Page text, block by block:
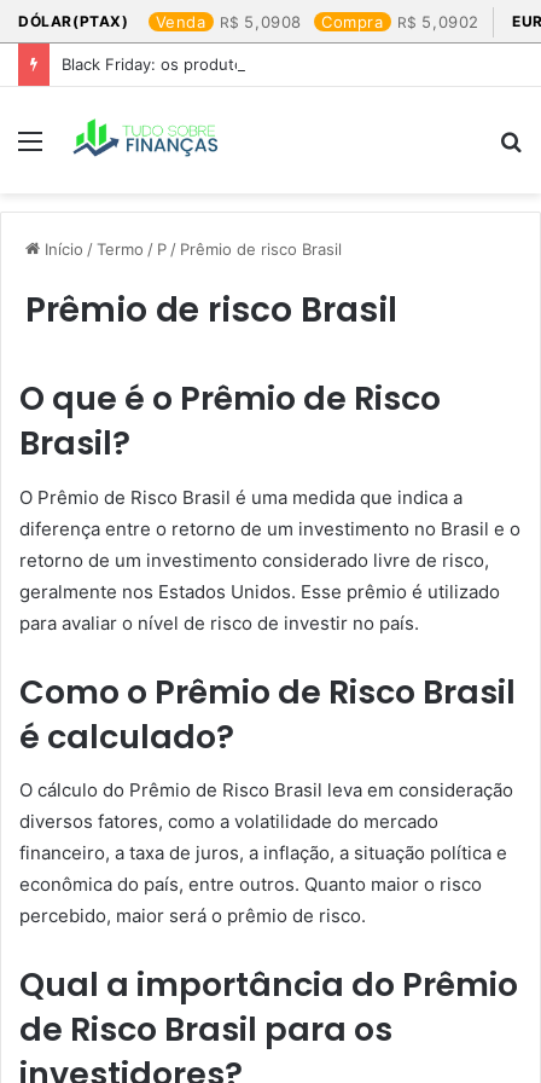
DÓLAR(PTAX) Venda 5,0908 Compra 5,0902
Black Friday: os produtos que mais valem a pena
Menu
Início /Termo / P / Prêmio de risco Brasil
Prêmio de risco Brasil
O que é o Prêmio de Risco
Brasil?
O Prêmio de Risco Brasil é uma medida que indica a
diferença entre o retorno de um investimento no Brasil e o
retorno de um investimento considerado livre de risco,
geralmente nos Estados Unidos. Esse prêmio é utilizado
para avaliar o nível de risco de investir no país.
Como o Prêmio de Risco Brasil
é calculado?
O cálculo do Prêmio de Risco Brasil leva em consideração
diversos fatores, como a volatilidade do mercado
financeiro, a taxa de juros, a inflação, a situação política e
econômica do país, entre outros. Quanto maior o risco
percebido, maior será o prêmio de risco.
Qual a importância do Prêmio
de Risco Brasil para os
investidores?